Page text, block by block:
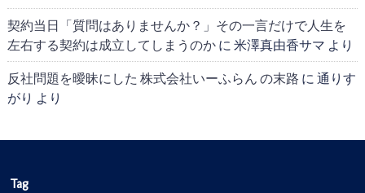
契約当日「質問はありませんか？」その一言だけで人生を
左右する契約は成立してしまうのかに 米澤真由香サマ より
反社問題を曖昧にした 株式会社いーふらん の末路 に 通りす
がり より
Tag